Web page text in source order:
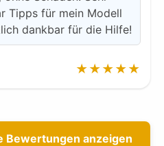
Tipps für mein Modell
dankbar für die Hilfe!
★★★★★
Bewertungen anzeigen